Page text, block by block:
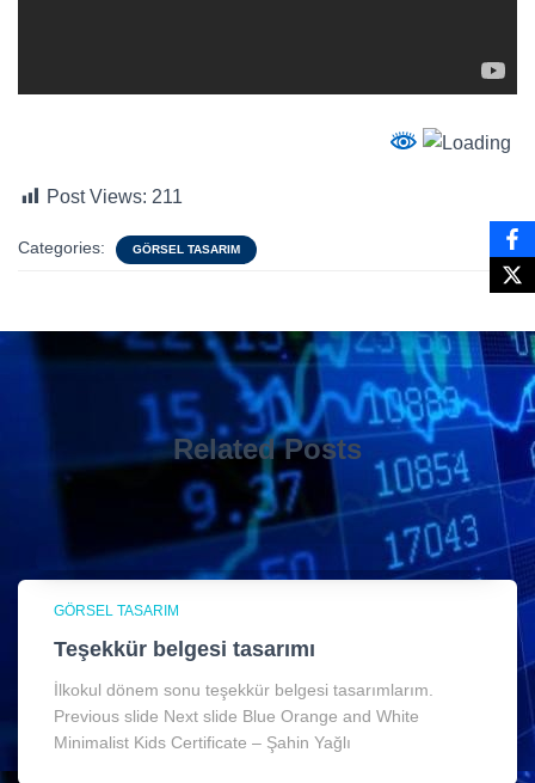
Post Views: 211
Categories: GÖRSEL TASARIM
Related Posts
GÖRSEL TASARIM
Teşekkür belgesi tasarımı
İlkokul dönem sonu teşekkür belgesi tasarımlarım.
Previous slide Next slide Blue Orange and White
Minimalist Kids Certificate – Şahin Yağlı